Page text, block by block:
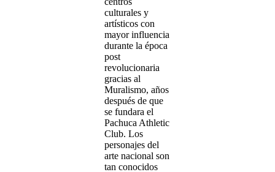
culturales y
artísticos con
mayor influencia
durante la época
post
revolucionaria
gracias al
Muralismo, años
después de que
se fundara el
Pachuca Athletic
Club. Los
personajes del
arte nacional son
tan conocidos